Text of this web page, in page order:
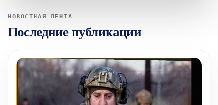
НОВОСТНАЯ ЛЕНТА
Последние публикации